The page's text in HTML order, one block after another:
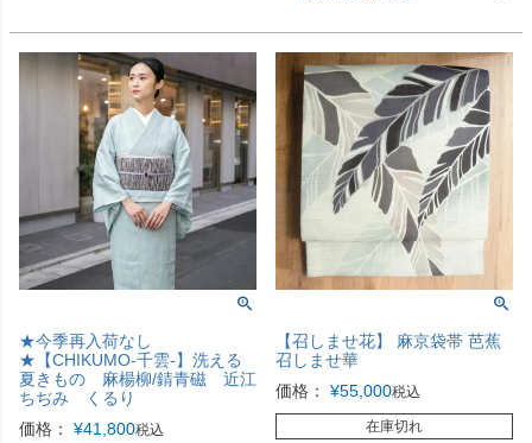
★今季再入荷なし
★【CHIKUMO-千雲-】洗える
夏きもの 麻楊柳/錆青磁 近江
ちぢみ くるり
価格：
¥41,800税込
【召しませ花】 麻京袋帯 芭蕉
召しませ華
価格：
¥55,000税込
在庫切れ